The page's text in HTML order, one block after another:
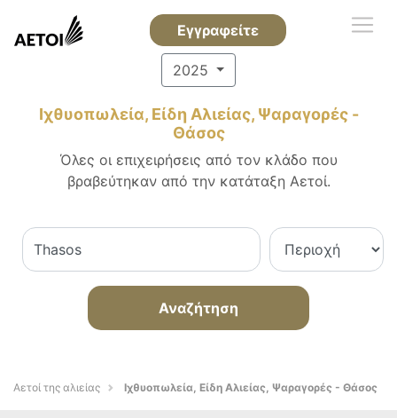
Εγγραφείτε
2025
Ιχθυοπωλεία, Είδη Αλιείας, Ψαραγορές -
Θάσος
Όλες οι επιχειρήσεις από τον κλάδο που
βραβεύτηκαν από την κατάταξη Αετοί.
Αναζήτηση
Αετοί της αλιείας Ιχθυοπωλεία, Είδη Αλιείας, Ψαραγορές - Θάσος